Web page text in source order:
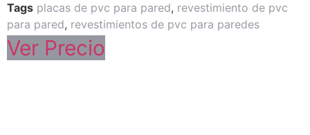
Tags placas de pvc para pared, revestimiento de pvc
para pared, revestimientos de pvc para paredes
Ver Precio